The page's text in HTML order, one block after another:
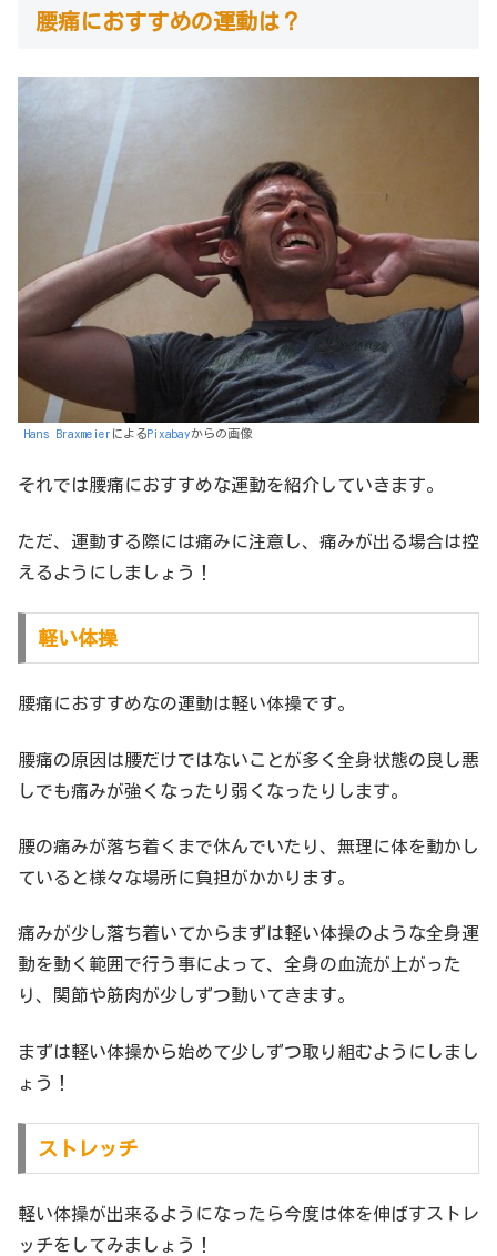
腰痛におすすめの運動は？
Hans Braxmeier によるPixabayからの画像
それでは腰痛におすすめな運動を紹介していきます。
ただ、運動する際には痛みに注意し、痛みが出る場合は控
えるようにしましょう！
軽い体操
腰痛におすすめなの運動は軽い体操です。
腰痛の原因は腰だけではないことが多く全身状態の良し悪
しでも痛みが強くなったり弱くなったりします。
腰の痛みが落ち着くまで休んでいたり、無理に体を動かし
ていると様々な場所に負担がかかります。
痛みが少し落ち着いてからまずは軽い体操のような全身運
動を動く範囲で行う事によって、全身の血流が上がった
り、関節や筋肉が少しずつ動いてきます。
まずは軽い体操から始めて少しずつ取り組むようにしまし
ょう！
ストレッチ
軽い体操が出来るようになったら今度は体を伸ばすストレ
ッチをしてみましょう！